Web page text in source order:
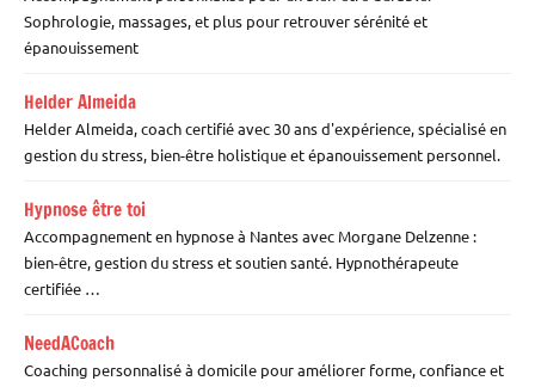
Sophrologie, massages, et plus pour retrouver sérénité et
épanouissement
Helder Almeida
Helder Almeida, coach certifié avec 30 ans d'expérience, spécialisé en
gestion du stress, bien-être holistique et épanouissement personnel.
Hypnose être toi
Accompagnement en hypnose à Nantes avec Morgane Delzenne :
bien-être, gestion du stress et soutien santé. Hypnothérapeute
certifiée …
NeedACoach
Coaching personnalisé à domicile pour améliorer forme, confiance et